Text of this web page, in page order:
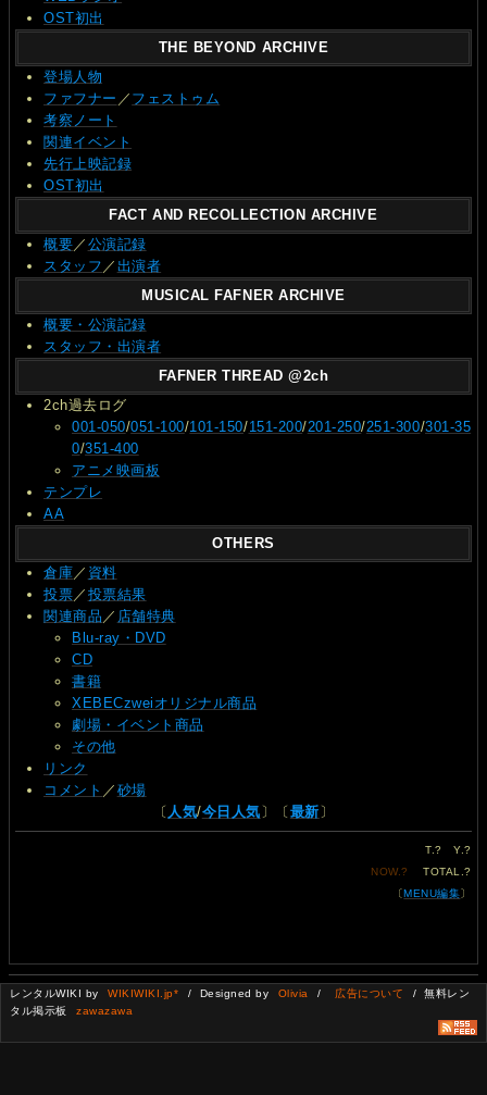
OST初出
THE BEYOND ARCHIVE
登場人物
ファフナー ／ フェストゥム
考察ノート
関連イベント
先行上映記録
OST初出
FACT AND RECOLLECTION ARCHIVE
概要／ 公演記録
スタッフ ／ 出演者
MUSICAL FAFNER ARCHIVE
概要・公演記録
スタッフ・出演者
FAFNER THREAD @2ch
2ch過去ログ
001-050/051-100/101-150/151-200/201-250/251-300/301-35
0/351-400
アニメ映画板
テンプレ
AA
OTHERS
倉庫／ 資料
投票／ 投票結果
関連商品 ／ 店舗特典
Blu-ray・DVD
CD
書籍
XEBECzweiオリジナル商品
劇場・イベント商品
その他
リンク
コメント ／ 砂場
〔 人気/今日人気 〕〔 最新 〕
T.? Y.?
NOW.? TOTAL.?
〔 MENU編集〕
レンタルWIKI by WIKIWIKI.jp* / Designed by Olivia / 広告について
/ 無料レン
タル掲示板
zawazawa